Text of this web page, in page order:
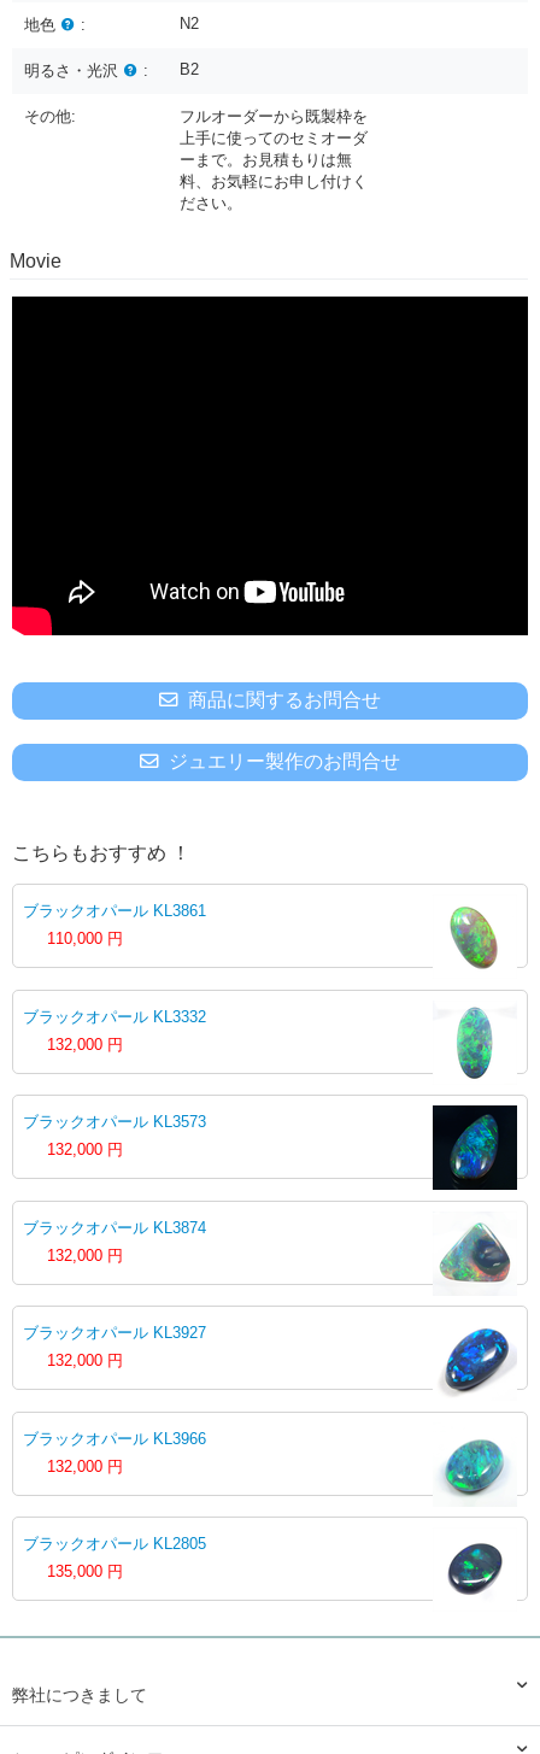
地色 : N2
明るさ・光沢 : B2
その他:
フルオーダーから既製枠を
上手に使ってのセミオーダ
ーまで。お見積もりは無
料、お気軽にお申し付けく
ださい。
Movie
商品に関するお問合せ
ジュエリー製作のお問合せ
こちらもおすすめ ！
ブラックオパール KL3861
110,000 円
ブラックオパール KL3332
132,000 円
ブラックオパール KL3573
132,000 円
ブラックオパール KL3874
132,000 円
ブラックオパール KL3927
132,000 円
ブラックオパール KL3966
132,000 円
ブラックオパール KL2805
135,000 円
弊社につきまして